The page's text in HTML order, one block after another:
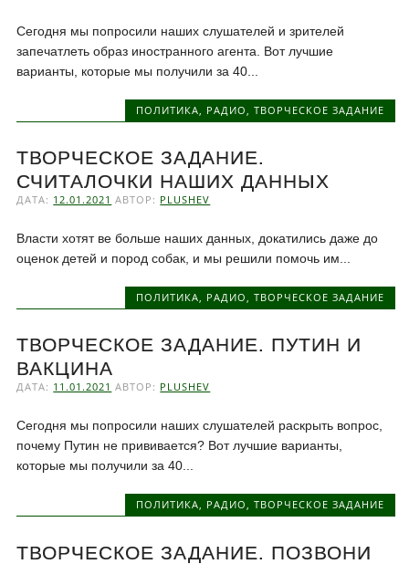
Сегодня мы попросили наших слушателей и зрителей
запечатлеть образ иностранного агента. Вот лучшие
варианты, которые мы получили за 40...
ПОЛИТИКА РАДИО ТВОРЧЕСКОЕ ЗАДАНИЕ
ТВОРЧЕСКОЕ ЗАДАНИЕ.
СЧИТАЛОЧКИ НАШИХ ДАННЫХ
ДАТА: 12.01.2021 АВТОР: PLUSHEV
Власти хотят ве больше наших данных, докатились даже до
оценок детей и пород собак, и мы решили помочь им...
ПОЛИТИКА, РАДИО, ТВОРЧЕСКОЕ ЗАДАНИЕ
ТВОРЧЕСКОЕ ЗАДАНИЕ. ПУТИН И
ВАКЦИНА
ДАТА: 11.01.2021 АВТОР: PLUSHEV
Сегодня мы попросили наших слушателей раскрыть вопрос,
почему Путин не прививается? Вот лучшие варианты,
которые мы получили за 40...
ПОЛИТИКА, РАДИО, ТВОРЧЕСКОЕ ЗАДАНИЕ
ТВОРЧЕСКОЕ ЗАДАНИЕ. ПОЗВОНИ